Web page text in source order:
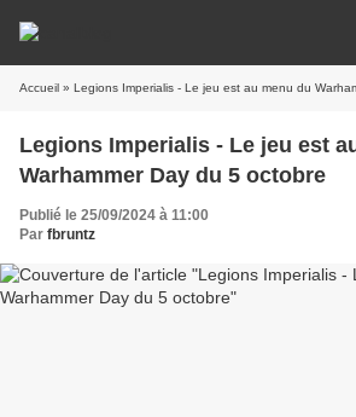
Accueil » Legions Imperialis - Le jeu est au menu du
Legions Imperialis - Le jeu est
Warhammer Day du 5 octobre
Publié le 25/09/2024 à 11:00
Par fbruntz